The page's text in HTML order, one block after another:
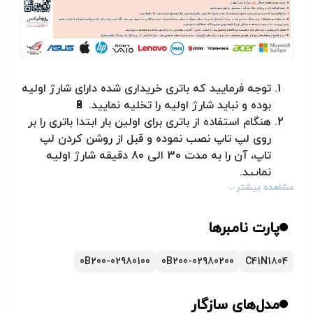
توجه فرمایید که باتری خریداری شده دارای شارژ اولیه
بوده و نباید شارژ اولیه را تخلیه نمایید. 🔋
هنگام استفاده از باتری برای اولین بار ابتدا باتری را بر
روی لپ تاپ نصب نموده و قبل از روشن کردن لپ
تاپ، آن را به مدت 30 الی 80 دقیقه شارژ اولیه
نمایید.
طول عمر آن کم خواهد شد= کوتاه شدن تعداد سیکل
شارژ و دشارژر باتری لپ تاپ
اگر به هر دلیل قصد استفاده از لپ تاچ خود را به
در صورت اکسترنال بودن باتری، هرگز باتری را از لپ
مشاهده بیشتر
پارت نامبرها
C41N1804
0B200-02980200
0B200-02980100
مدل‌های سازگار